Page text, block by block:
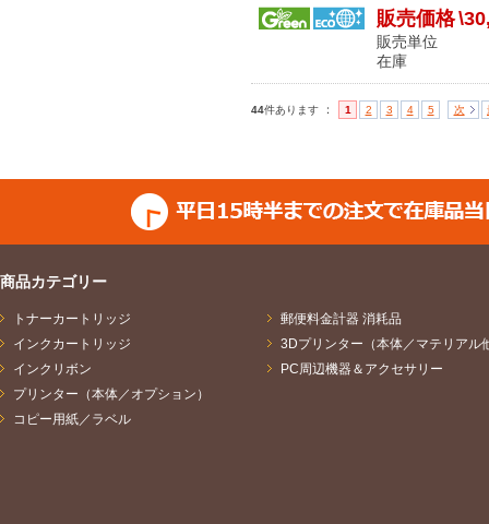
販売価格
販売単
在庫
44件あります ： 1 2 3 4 5 次
商品カテゴリー
トナーカートリッジ
インクカートリッジ
インクリボン
プリンター（本体／オプション）
コピー用紙／ラベル
郵便料金計器 消耗品
3Dプリンター（本体／マテリアル
PC周辺機器＆アクセサリー